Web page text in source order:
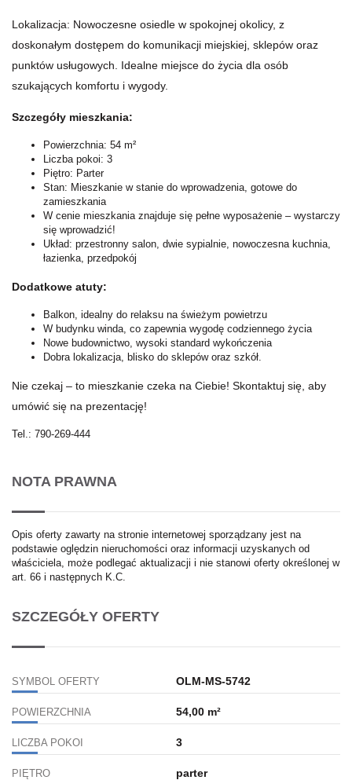
Lokalizacja: Nowoczesne osiedle w spokojnej okolicy, z
doskonałym dostępem do komunikacji miejskiej, sklepów oraz
punktów usługowych. Idealne miejsce do życia dla osób
szukających komfortu i wygody.
Szczegóły mieszkania:
Powierzchnia: 54 m²
Liczba pokoi: 3
Piętro: Parter
Stan: Mieszkanie w stanie do wprowadzenia, gotowe do
zamieszkania
W cenie mieszkania znajduje się pełne wyposażenie – wystarczy
się wprowadzić!
Układ: przestronny salon, dwie sypialnie, nowoczesna kuchnia,
łazienka, przedpokój
Dodatkowe atuty:
Balkon, idealny do relaksu na świeżym powietrzu
W budynku winda, co zapewnia wygodę codziennego życia
Nowe budownictwo, wysoki standard wykończenia
Dobra lokalizacja, blisko do sklepów oraz szkół.
Nie czekaj – to mieszkanie czeka na Ciebie! Skontaktuj się, aby
umówić się na prezentację!
Tel.: 790-269-444
NOTA PRAWNA
Opis oferty zawarty na stronie internetowej sporządzany jest na
podstawie oględzin nieruchomości oraz informacji uzyskanych od
właściciela, może podlegać aktualizacji i nie stanowi oferty określonej w
art. 66 i następnych K.C.
SZCZEGÓŁY OFERTY
SYMBOL OFERTY OLM-MS-5742
POWIERZCHNIA 54,00 m²
LICZBA POKOI 3
PIĘTRO parter